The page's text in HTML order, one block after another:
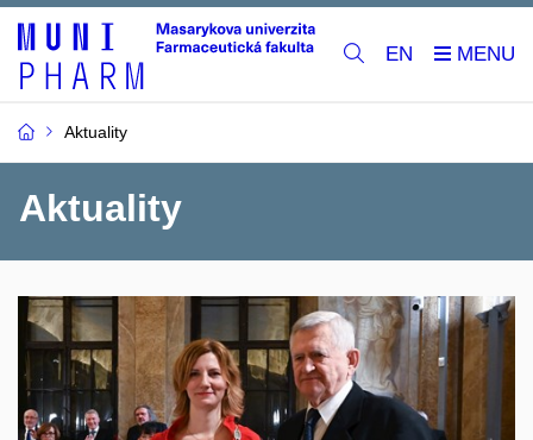
EN
Aktuality
Aktuality